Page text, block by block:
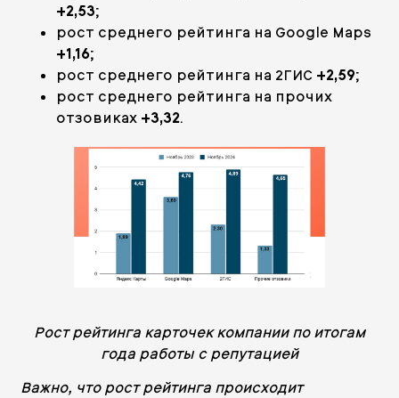
+2,53;
рост среднего рейтинга на Google Maps
+1,16;
рост среднего рейтинга на 2ГИС +2,59;
рост среднего рейтинга на прочих
отзовиках +3,32.
Рост рейтинга карточек компании по итогам
года работы с репутацией
Важно, что рост рейтинга происходит